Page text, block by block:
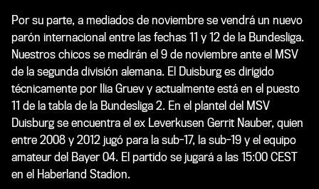
Por su parte, a mediados de noviembre se vendrá un nuevo
parón internacional entre las fechas 11 y 12 de la Bundesliga.
Nuestros chicos se medirán el 9 de noviembre ante el MSV
de la segunda división alemana. El Duisburg es dirigido
técnicamente por Ilia Gruev y actualmente está en el puesto
11 de la tabla de la Bundesliga 2. En el plantel del MSV
Duisburg se encuentra el ex Leverkusen Gerrit Nauber, quien
entre 2008 y 2012 jugó para la sub-17, la sub-19 y el equipo
amateur del Bayer 04. El partido se jugará a las 15:00 CEST
en el Haberland Stadion.